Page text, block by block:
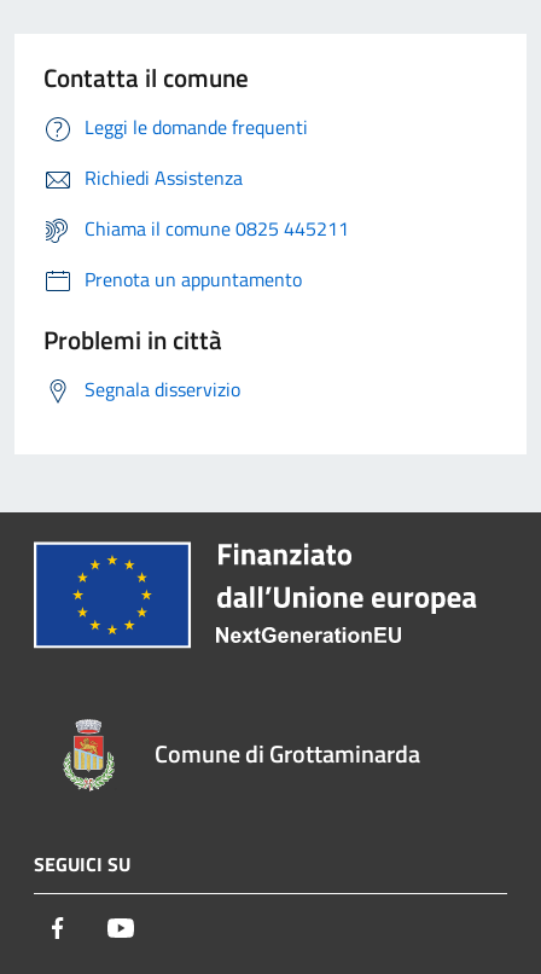
Contatta il comune
Leggi le domande frequenti
Richiedi Assistenza
Chiama il comune 0825 445211
Prenota un appuntamento
Problemi in città
Segnala disservizio
Comune di Grottaminarda
SEGUICI SU
Facebook